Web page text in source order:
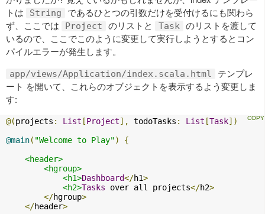
トは
String
であるひとつの引数だけを受付けるにも関わら
ず、ここでは
Project のリストと Task のリストを渡して
いるので、ここでこのように変更して実行しようとするとコン
パイルエラーが発生します。
app/views/Application/index.scala.html
テンプレ
ート を開いて、これらのオブジェクトを表示するよう変更しま
す:
@(projects : List [Project], todoTasks : List [Task])
@main( "Welcome to Play")
{
<header>
<hgroup>
<h1>Dashboard</h1>
<h2>Tasks over all projects</h2>
</hgroup>
</header>